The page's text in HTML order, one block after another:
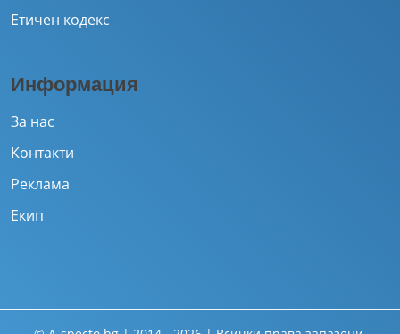
Етичен кодекс
Информация
За нас
Контакти
Реклама
Екип